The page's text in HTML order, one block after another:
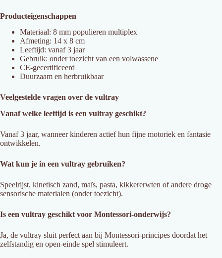
Producteigenschappen
Materiaal: 8 mm populieren multiplex
Afmeting: 14 x 8 cm
Leeftijd: vanaf 3 jaar
Gebruik: onder toezicht van een volwassene
CE-gecertificeerd
Duurzaam en herbruikbaar
Veelgestelde vragen over de vultray
Vanaf welke leeftijd is een vultray geschikt?
Vanaf 3 jaar, wanneer kinderen actief hun fijne motoriek en fantasie
ontwikkelen.
Wat kun je in een vultray gebruiken?
Speelrijst, kinetisch zand, maïs, pasta, kikkererwten of andere droge
sensorische materialen (onder toezicht).
Is een vultray geschikt voor Montessori-onderwijs?
Ja, de vultray sluit perfect aan bij Montessori-principes doordat het
zelfstandig en open-einde spel stimuleert.